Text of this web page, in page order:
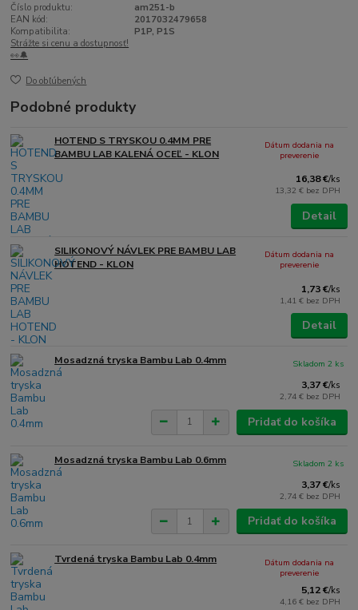
Číslo produktu:
am251-b
EAN kód:
2017032479658
Kompatibilita:
P1P, P1S
Strážte si cenu a dostupnosť!
👀🔔
Do obľúbených
Podobné produkty
HOTEND S TRYSKOU 0.4MM PRE
BAMBU LAB KALENÁ OCEĽ - KLON
16,38 €/ks
13,32 € bez DPH
Dátum dodania na
preverenie
Detail
SILIKONOVÝ NÁVLEK PRE BAMBU LAB
HOTEND - KLON
1,73 €/ks
1,41 € bez DPH
Dátum dodania na
preverenie
Detail
Mosadzná tryska Bambu Lab 0.4mm
3,37 €/ks
2,74 € bez DPH
Skladom 2 ks
Pridať do košíka
Mosadzná tryska Bambu Lab 0.6mm
3,37 €/ks
2,74 € bez DPH
Skladom 2 ks
Pridať do košíka
Tvrdená tryska Bambu Lab 0.4mm
5,12 €/ks
4,16 € bez DPH
Dátum dodania na
preverenie